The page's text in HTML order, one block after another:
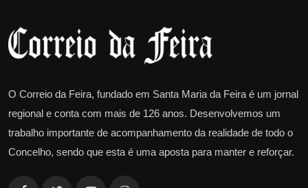
O Correio da Feira, fundado em Santa Maria da Feira é um jornal
regional e conta com mais de 126 anos. Desenvolvemos um
trabalho importante de acompanhamento da realidade de todo o
Concelho, sendo que esta é uma aposta para manter e reforçar.